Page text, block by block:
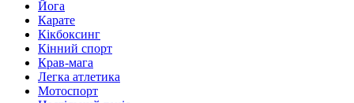
Йога
Карате
Кікбоксинг
Кінний спорт
Крав-мага
Легка атлетика
Мотоспорт